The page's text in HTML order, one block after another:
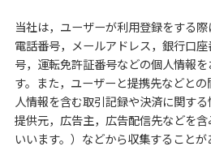
当社は，ユーザーが利用登録をする際
電話番号，メールアドレス，銀行口
号，運転免許証番号などの個人情報
す。また，ユーザーと提携先などと
人情報を含む取引記録や決済に関す
提供元，広告主，広告配信先などを
いいます。）などから収集することが